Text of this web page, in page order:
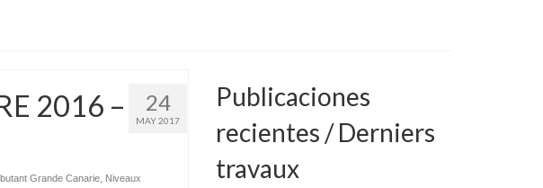
24
MAY 2017
2016 –
Grande Canarie, Niveaux
Publicaciones
recientes / Derniers
travaux